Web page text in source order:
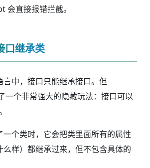
会直接报错拦截。
继承类
言中，接口只能继承接口。但
一个非常强大的隐藏玩法：接口可以
一个类时，它会把类里面所有的属性
么样）都继承过来，但不包含具体的